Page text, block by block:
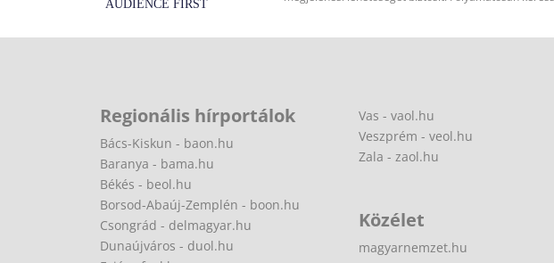
Regionális hírportálok
Bács-Kiskun - baon.hu
Baranya - bama.hu
Békés - beol.hu
Borsod-Abaúj-Zemplén - boon.hu
Csongrád - delmagyar.hu
Dunaújváros - duol.hu
Vas - vaol.hu
Veszprém - veol.hu
Zala - zaol.hu
Közélet
magyarnemzet.hu